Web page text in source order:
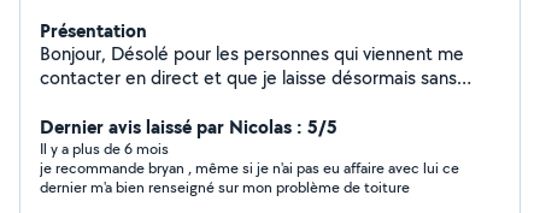
Présentation
Bonjour, Désolé pour les personnes qui viennent me
contacter en direct et que je laisse désormais sans
plus répondre à qui que ce soit tant que je ne paye pas
100 euros HT par mois . Merci allô voisin... N'hésitez pas
à nous retrouver sur Google. NG couverture
Dernier avis laissé par Nicolas : 5/5
Il y a plus de 6 mois
je recommande bryan , même si je n'ai pas eu affaire avec lui ce
dernier m'a bien renseigné sur mon problème de toiture